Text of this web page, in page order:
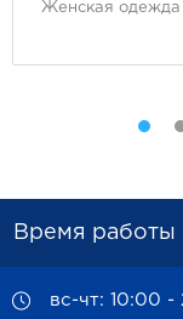
Женская одежда
Время работы
вс-чт: 10:00 -